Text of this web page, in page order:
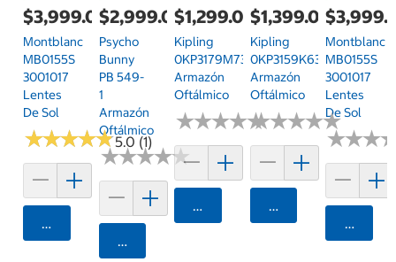
$3,999.00
Montblanc
MB0155S
3001017
Lentes
De Sol
★★★★★
★★★★★5.0 (1)
Agregar
$2,999.00
Psycho
Bunny
PB 549-
1
Armazón
Oftálmico
★★★★★
★★★★★
Agregar
$1,299.00
Kipling
0KP3179M73951
Armazón
Oftálmico
★★★★★
★★★★★
Agregar
$1,399.00
Kipling
0KP3159K635
Armazón
Oftálmico
★★★★★
★★★★★
Agregar
Montblanc
MB0155S
3001017
Lentes
De Sol
★★★
★★★